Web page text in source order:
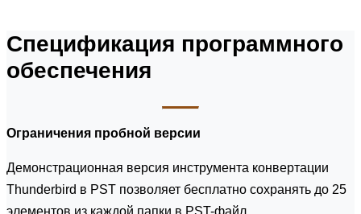
Спецификация программного
обеспечения
Ограничения пробной версии
Демонстрационная версия инструмента конвертации
Thunderbird в PST позволяет бесплатно сохранять до 25